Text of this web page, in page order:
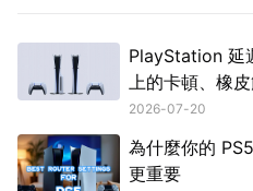
PlayStation 延
上的卡頓、橡
和高延遲
2026-07-20
為什麼你的
更重要